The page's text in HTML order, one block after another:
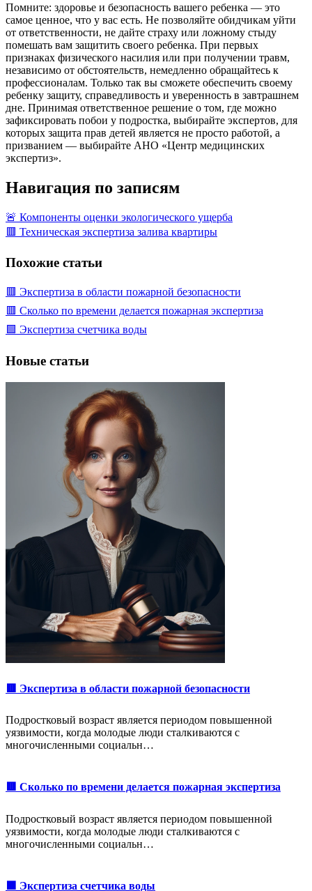
Помните: здоровье и безопасность вашего ребенка — это
самое ценное, что у вас есть. Не позволяйте обидчикам уйти
от ответственности, не дайте страху или ложному стыду
помешать вам защитить своего ребенка. При первых
признаках физического насилия или при получении травм,
независимо от обстоятельств, немедленно обращайтесь к
профессионалам. Только так вы сможете обеспечить своему
ребенку защиту, справедливость и уверенность в завтрашнем
дне. Принимая ответственное решение о том, где можно
зафиксировать побои у подростка, выбирайте экспертов, для
которых защита прав детей является не просто работой, а
призванием — выбирайте АНО «Центр медицинских
экспертиз».
Навигация по записям
🚨 Компоненты оценки экологического ущерба
🟥 Техническая экспертиза залива квартиры
Похожие статьи
🟥 Экспертиза в области пожарной безопасности
🟥 Сколько по времени делается пожарная экспертиза
🟩 Экспертиза счетчика воды
Новые статьи
🟥 Экспертиза в области пожарной безопасности
Подростковый возраст является периодом повышенной
уязвимости, когда молодые люди сталкиваются с
многочисленными социальн…
🟥 Сколько по времени делается пожарная экспертиза
Подростковый возраст является периодом повышенной
уязвимости, когда молодые люди сталкиваются с
многочисленными социальн…
🟩 Экспертиза счетчика воды